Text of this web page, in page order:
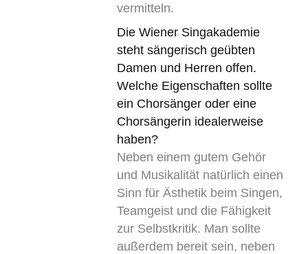
vermitteln.
Die Wiener Singakademie
steht sängerisch geübten
Damen und Herren offen.
Welche Eigenschaften sollte
ein Chorsänger oder eine
Chorsängerin idealerweise
haben?
Neben einem gutem Gehör
und Musikalität natürlich einen
Sinn für Ästhetik beim Singen,
Teamgeist und die Fähigkeit
zur Selbstkritik. Man sollte
außerdem bereit sein, neben